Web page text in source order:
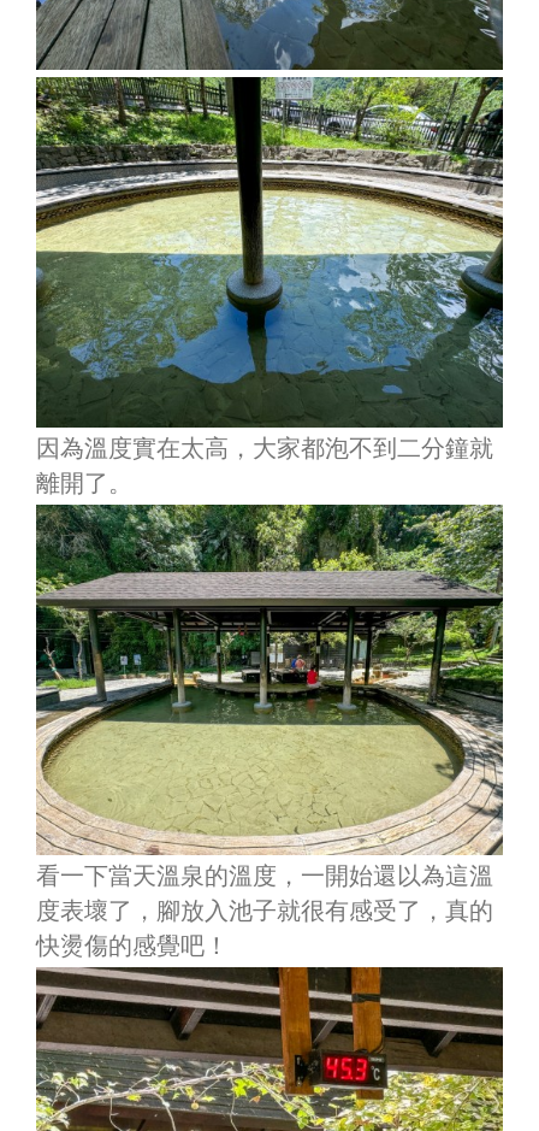
因為溫度實在太高，大家都泡不到二分鐘就
離開了。
看一下當天溫泉的溫度，一開始還以為這溫
度表壞了，腳放入池子就很有感受了，真的
快燙傷的感覺吧！